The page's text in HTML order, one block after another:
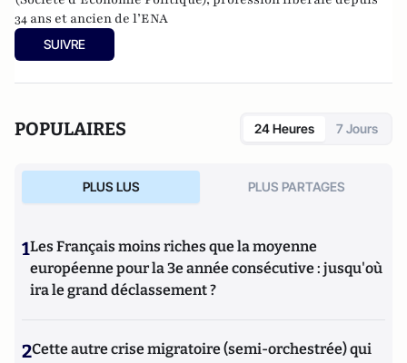
34 ans et ancien de l’ENA
SUIVRE
POPULAIRES 24 Heures 7 Jours
PLUS LUS PLUS PARTAGES
1Les Français moins riches que la moyenne
européenne pour la 3e année consécutive : jusqu'où
ira le grand déclassement ?
2Cette autre crise migratoire (semi-orchestrée) qui